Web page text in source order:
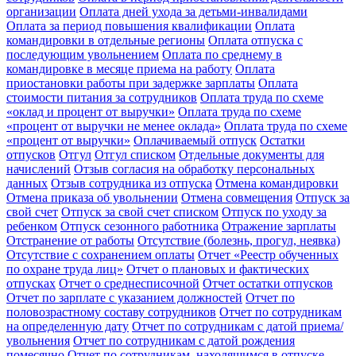
организации Оплата дней ухода за детьми-инвалидами
Оплата за период повышения квалификации Оплата
командировки в отдельные регионы Оплата отпуска с
последующим увольнением Оплата по среднему в
командировке в месяце приема на работу Оплата
приостановки работы при задержке зарплаты Оплата
стоимости питания за сотрудников Оплата труда по схеме
«оклад и процент от выручки» Оплата труда по схеме
«процент от выручки не менее оклада» Оплата труда по схеме
«процент от выручки» Оплачиваемый отпуск Остатки
отпусков Отгул Отгул списком Отдельные документы для
начислений Отзыв согласия на обработку персональных
данных Отзыв сотрудника из отпуска Отмена командировки
Отмена приказа об увольнении Отмена совмещения Отпуск за
свой счет Отпуск за свой счет списком Отпуск по уходу за
ребенком Отпуск сезонного работника Отражение зарплаты
Отстранение от работы Отсутствие (болезнь, прогул, неявка)
Отсутствие с сохранением оплаты Отчет «Реестр обученных
по охране труда лиц» Отчет о плановых и фактических
отпусках Отчет о среднесписочной Отчет остатки отпусков
Отчет по зарплате с указанием должностей Отчет по
половозрастному составу сотрудников Отчет по сотрудникам
на определенную дату Отчет по сотрудникам с датой приема/
увольнения Отчет по сотрудникам с датой рождения